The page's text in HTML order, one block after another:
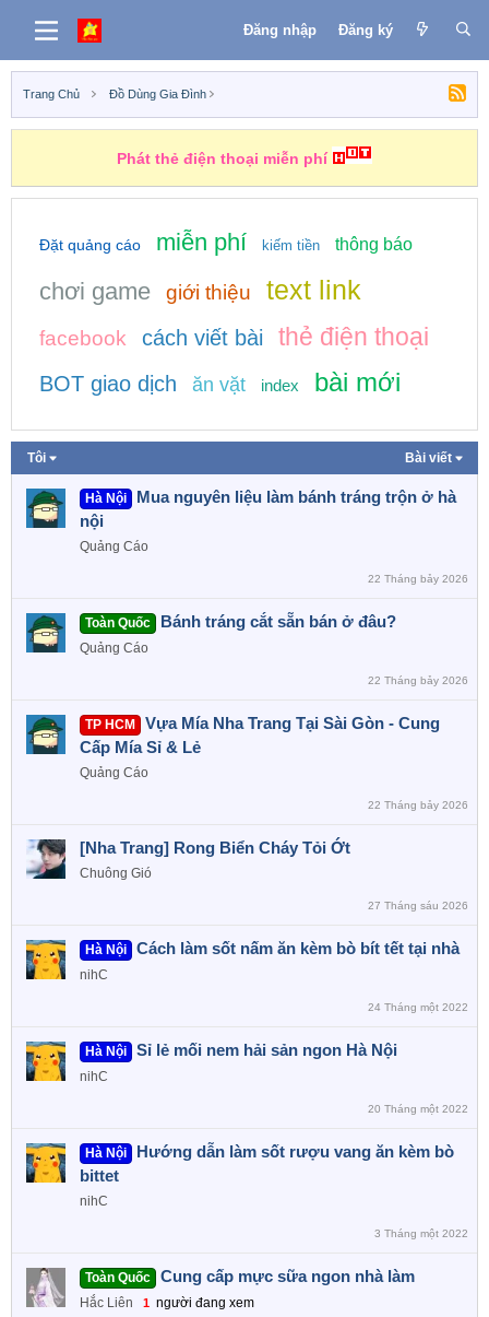
Đăng nhập Đăng ký
Trang Chủ Đồ Dùng Gia Đình
Phát thẻ điện thoại miễn phí
Đặt quảng cáo miễn phí kiếm tiền thông báo
chơi game giới thiệu text link
facebook cách viết bài thẻ điện thoại
BOT giao dịch ăn vặt index bài mới
Tôi Bài viết
Hà Nội
Mua nguyên liệu làm bánh tráng trộn ở hà
nội
Quảng Cáo
22 Tháng bảy 2026
Toàn Quốc Bánh tráng cắt sẵn bán ở đâu?
Quảng Cáo
22 Tháng bảy 2026
TP HCM
Vựa Mía Nha Trang Tại Sài Gòn - Cung
Cấp Mía Sỉ & Lẻ
Quảng Cáo
22 Tháng bảy 2026
[Nha Trang] Rong Biển Cháy Tỏi Ớt
Chuông Gió
27 Tháng sáu 2026
Hà Nội Cách làm sốt nấm ăn kèm bò bít tết tại nhà
nihC
24 Tháng một 2022
Hà Nội Sỉ lẻ mối nem hải sản ngon Hà Nội
nihC
20 Tháng một 2022
Hà Nội
Hướng dẫn làm sốt rượu vang ăn kèm bò
bittet
nihC
3 Tháng một 2022
Toàn Quốc Cung cấp mực sữa ngon nhà làm
Hắc Liên 1 người đang xem